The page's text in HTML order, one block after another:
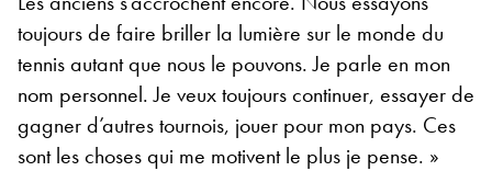
toujours de faire briller la lumière sur le monde du
tennis autant que nous le pouvons. Je parle en mon
nom personnel. Je veux toujours continuer, essayer de
gagner d’autres tournois, jouer pour mon pays. Ces
sont les choses qui me motivent le plus je pense. »